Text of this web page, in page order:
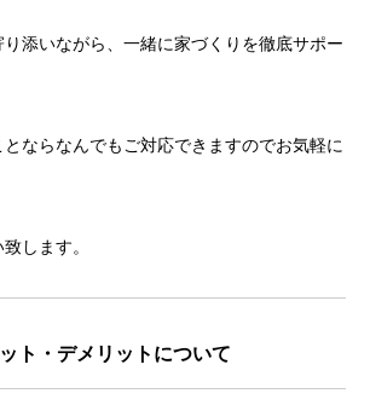
添いながら、一緒に家づくりを徹底サポー
ならなんでもご対応できますのでお気軽に
します。
ト・デメリットについて